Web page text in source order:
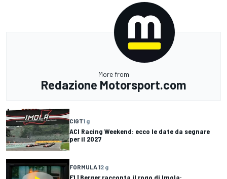
More from
Redazione Motorsport.com
CIGT1 g
ACI Racing Weekend: ecco le date da segnare
per il 2027
FORMULA 12 g